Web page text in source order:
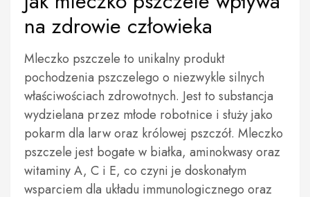
na zdrowie człowieka
Mleczko pszczele to unikalny produkt
pochodzenia pszczelego o niezwykle silnych
właściwościach zdrowotnych. Jest to substancja
wydzielana przez młode robotnice i służy jako
pokarm dla larw oraz królowej pszczół. Mleczko
pszczele jest bogate w białka, aminokwasy oraz
witaminy A, C i E, co czyni je doskonałym
wsparciem dla układu immunologicznego oraz